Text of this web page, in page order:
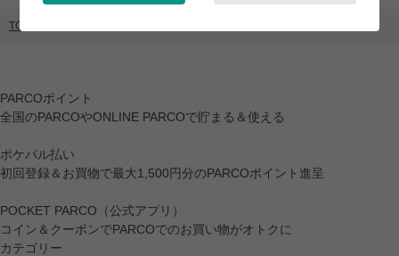
TOP
PARCOポイント
全国のPARCOやONLINE PARCOで貯まる＆使える
ポケパル払い
初回登録＆お買物で最大1,500円分のPARCOポイント進呈
POCKET PARCO（公式アプリ）
コイン＆クーポンでPARCOでのお買い物がオトクに
カテゴリー